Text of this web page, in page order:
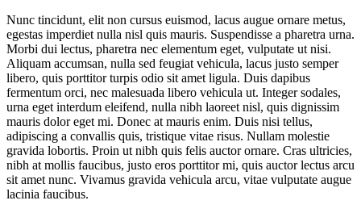
Nunc tincidunt, elit non cursus euismod, lacus augue ornare metus,
egestas imperdiet nulla nisl quis mauris. Suspendisse a pharetra urna.
Morbi dui lectus, pharetra nec elementum eget, vulputate ut nisi.
Aliquam accumsan, nulla sed feugiat vehicula, lacus justo semper
libero, quis porttitor turpis odio sit amet ligula. Duis dapibus
fermentum orci, nec malesuada libero vehicula ut. Integer sodales,
urna eget interdum eleifend, nulla nibh laoreet nisl, quis dignissim
mauris dolor eget mi. Donec at mauris enim. Duis nisi tellus,
adipiscing a convallis quis, tristique vitae risus. Nullam molestie
gravida lobortis. Proin ut nibh quis felis auctor ornare. Cras ultricies,
nibh at mollis faucibus, justo eros porttitor mi, quis auctor lectus arcu
sit amet nunc. Vivamus gravida vehicula arcu, vitae vulputate augue
lacinia faucibus.